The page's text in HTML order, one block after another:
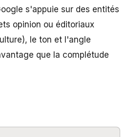
s'appuie sur des entités
opinion ou éditoriaux
le ton et l'angle
que la complétude